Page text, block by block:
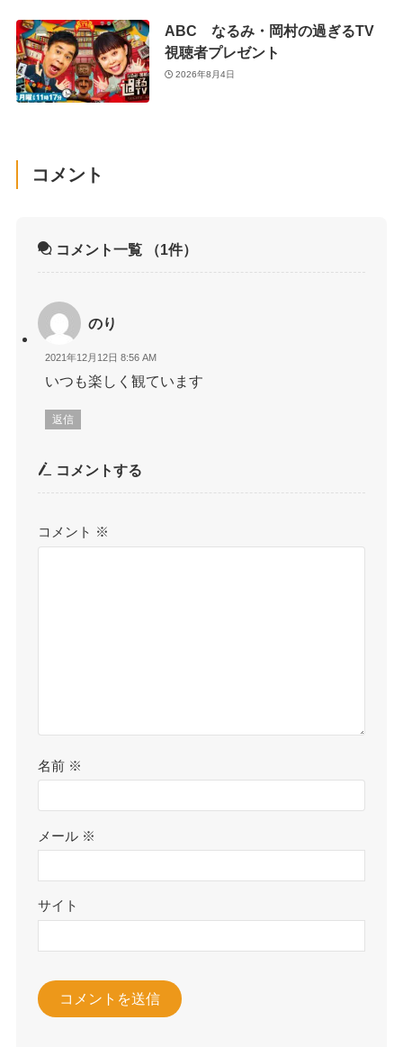
ABC なるみ・岡村の過ぎるTV
視聴者プレゼント
2026年8月4日
コメント
コメント一覧 （1件）
のり
2021年12月12日 8:56 AM
いつも楽しく観ています
返信
コメントする
コメント ※
名前 ※
メール ※
サイト